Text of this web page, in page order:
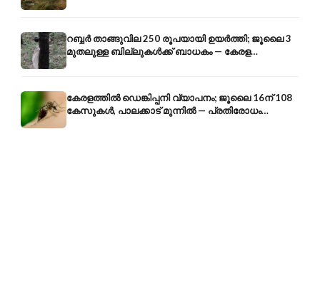
അറിയേണ്ടതെല്ലാം
റബ്ബർ താങ്ങുവില 250 രൂപയായി ഉയർത്തി; ജൂലൈ 3
മുതലുള്ള ബില്ലുകൾക്ക് ബാധകം — കേരള
കർഷകർക്ക് ആശ്വാസം
കേരളത്തിൽ ഡെങ്കിപ്പനി വ്യാപനം; ജൂലൈ 16ന് 108
കേസുകൾ, പാലക്കാട് മുന്നിൽ — പ്രതിരോധം
എങ്ങനെ?